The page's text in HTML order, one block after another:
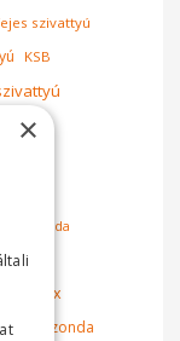
szivattyú
KSB
szonda
Pyxis
szonda
×